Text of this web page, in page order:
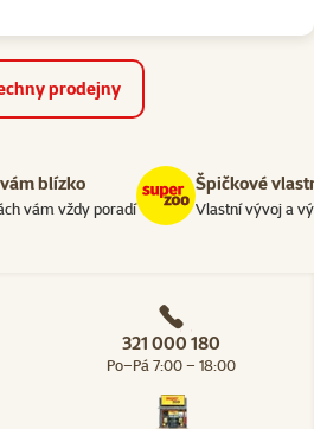
prodejny
blízko
vám vždy poradí
Špičkové
Vlastní vývoj a
321 000 180
Po–Pá 7:00 – 18:00